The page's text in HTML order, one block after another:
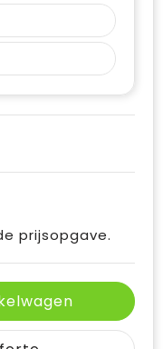
prijsopgave.